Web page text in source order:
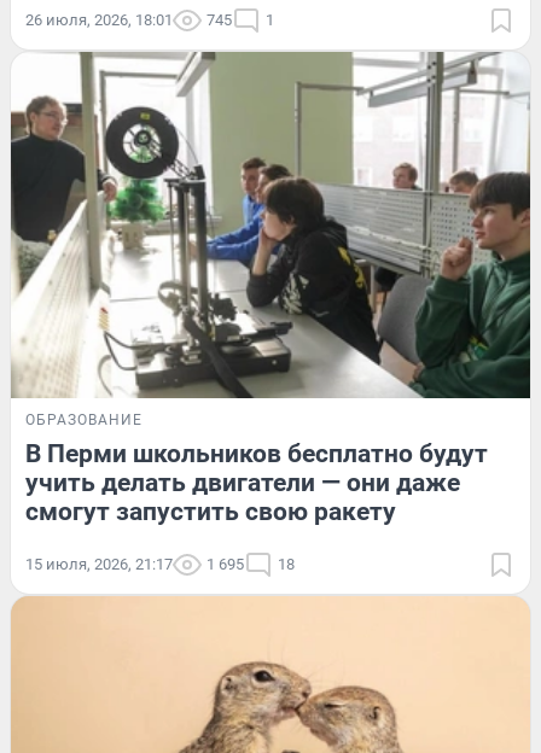
26 июля, 2026, 18:01 745 1
ОБРАЗОВАНИЕ
В Перми школьников бесплатно будут
учить делать двигатели — они даже
смогут запустить свою ракету
15 июля, 2026, 21:17 1 695 18